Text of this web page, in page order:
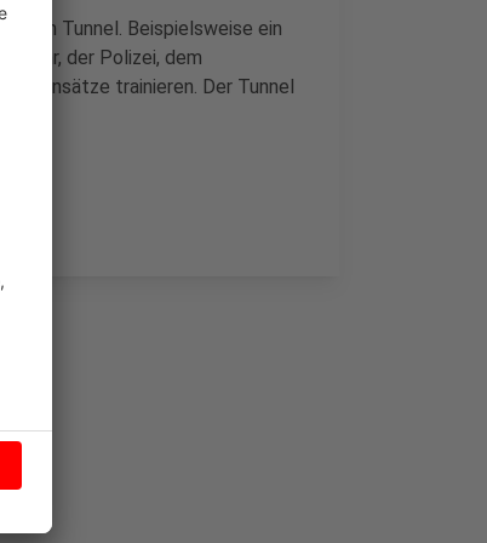
im Tunnel. Beispielsweise ein
der Polizei, dem
trainieren. Der Tunnel